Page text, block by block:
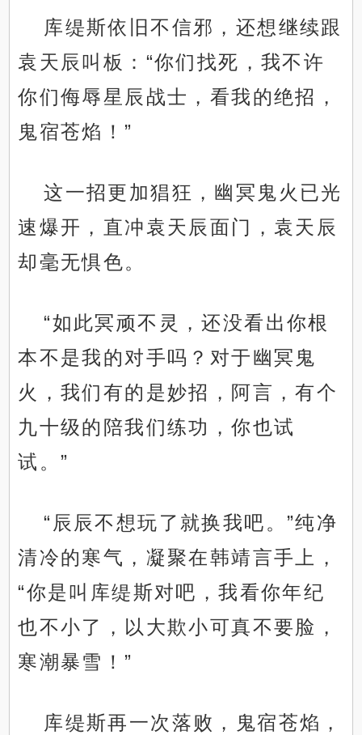
库缇斯依旧不信邪，还想继续跟
袁天辰叫板：“你们找死，我不许
你们侮辱星辰战士，看我的绝招，
鬼宿苍焰！”
这一招更加猖狂，幽冥鬼火已光
速爆开，直冲袁天辰面门，袁天辰
却毫无惧色。
“如此冥顽不灵，还没看出你根
本不是我的对手吗？对于幽冥鬼
火，我们有的是妙招，阿言，有个
九十级的陪我们练功，你也试
试。”
“辰辰不想玩了就换我吧。”纯净
清冷的寒气，凝聚在韩靖言手上，
“你是叫库缇斯对吧，我看你年纪
也不小了，以大欺小可真不要脸，
寒潮暴雪！”
库缇斯再一次落败，鬼宿苍焰，